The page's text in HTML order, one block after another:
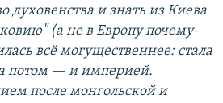
духовенства и знать из Киева
(а не в Европу почему-
всё могущественнее: стала
потом — и империей.
после монгольской и